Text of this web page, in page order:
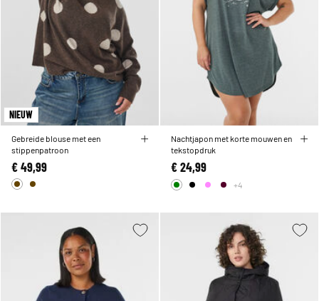
NIEUW
Gebreide blouse met een
stippenpatroon
€ 49,99
Nachtjapon met korte mouwen en
tekstopdruk
€ 24,99
+4